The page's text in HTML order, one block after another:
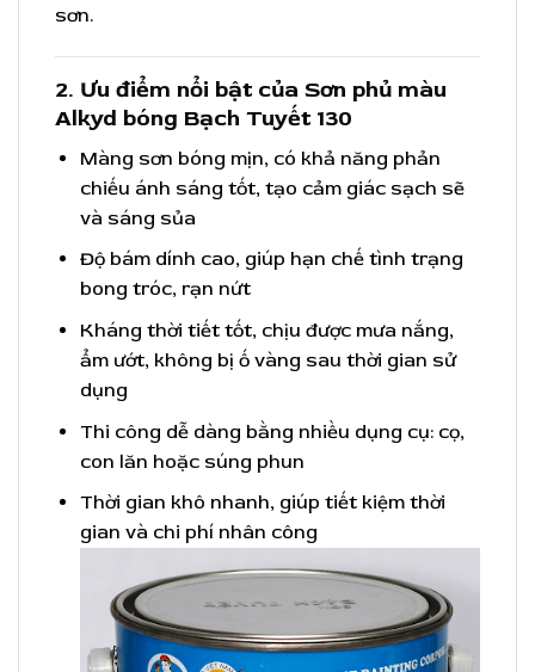
sơn.
2. Ưu điểm nổi bật của Sơn phủ màu
Alkyd bóng Bạch Tuyết 130
Màng sơn bóng mịn, có khả năng phản
chiếu ánh sáng tốt, tạo cảm giác sạch sẽ
và sáng sủa
Độ bám dính cao, giúp hạn chế tình trạng
bong tróc, rạn nứt
Kháng thời tiết tốt, chịu được mưa nắng,
ẩm ướt, không bị ố vàng sau thời gian sử
dụng
Thi công dễ dàng bằng nhiều dụng cụ: cọ,
con lăn hoặc súng phun
Thời gian khô nhanh, giúp tiết kiệm thời
gian và chi phí nhân công